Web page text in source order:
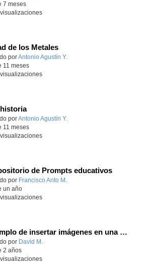
7 meses
de los Metales
educativo.
porAntonio Agustín Y.
11 meses
educativo.
porAntonio Agustín Y.
11 meses
de Prompts educativos
educativo.
por Francisco Anto M.
un año
visualizaciones
Ejemplo de insertar imágenes en una figura de tikz.
por David M.
2 años